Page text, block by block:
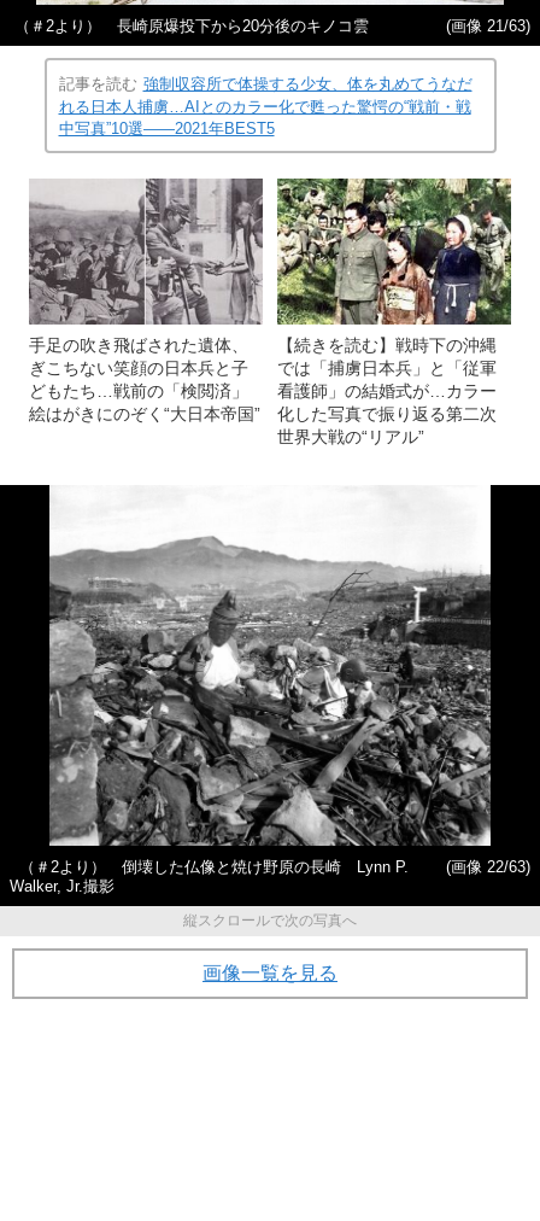
（＃2より） 長崎原爆投下から20分後のキノコ雲 (画像 21/63)
記事を読む 強制収容所で体操する少女、体を丸めてうなだ
れる日本人捕虜…AIとのカラー化で甦った驚愕の“戦前・戦
中写真”10選――2021年BEST5
手足の吹き飛ばされた遺体、
ぎこちない笑顔の日本兵と子
どもたち…戦前の「検閲済」
絵はがきにのぞく“大日本帝国”
【続きを読む】戦時下の沖縄
では「捕虜日本兵」と「従軍
看護師」の結婚式が…カラー
化した写真で振り返る第二次
世界大戦の“リアル”
（＃2より） 倒壊した仏像と焼け野原の長崎 Lynn P.
Walker, Jr.撮影
(画像 22/63)
縦スクロールで次の写真へ
画像一覧を見る